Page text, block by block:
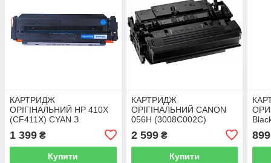
КАРТРИДЖ
ОРІГІНАЛЬНИЙ HP 410X
(CF411X) CYAN З
1 399 ₴
Купити
КАРТРИДЖ
ОРІГІНАЛЬНИЙ CANON
056H (3008C002С)
ЗАПРАВКОЮ
2 599₴
Купити
899